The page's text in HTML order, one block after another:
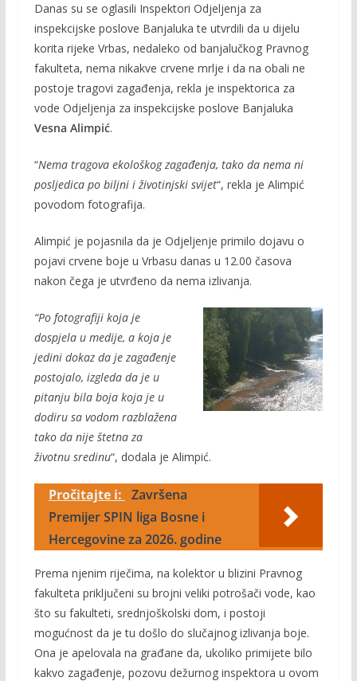
Danas su se oglasili Inspektori Odjeljenja za
inspekcijske poslove Banjaluka te utvrdili da u dijelu
korita rijeke Vrbas, nedaleko od banjalučkog Pravnog
fakulteta, nema nikakve crvene mrlje i da na obali ne
postoje tragovi zagađenja, rekla je inspektorica za
vode Odjeljenja za inspekcijske poslove Banjaluka
Vesna Alimpić.
“Nema tragova ekološkog zagađenja, tako da nema ni
posljedica po biljni i životinjski svijet“, rekla je Alimpić
povodom fotografija.
Alimpić je pojasnila da je Odjeljenje primilo dojavu o
pojavi crvene boje u Vrbasu danas u 12.00 časova
nakon čega je utvrđeno da nema izlivanja.
“Po fotografiji koja je
dospjela u medije, a koja je
jedini dokaz da je zagađenje
postojalo, izgleda da je u
pitanju bila boja koja je u
dodiru sa vodom razblažena
tako da nije štetna za
životnu sredinu“, dodala je Alimpić.
Pročitajte i: Završena
Premijer SPIN liga Bosne i
Hercegovine za 2026. godine
Prema njenim riječima, na kolektor u blizini Pravnog
fakulteta priključeni su brojni veliki potrošači vode, kao
što su fakulteti, srednjoškolski dom, i postoji
mogućnost da je tu došlo do slučajnog izlivanja boje.
Ona je apelovala na građane da, ukoliko primijete bilo
kakvo zagađenje, pozovu dežurnog inspektora u ovom